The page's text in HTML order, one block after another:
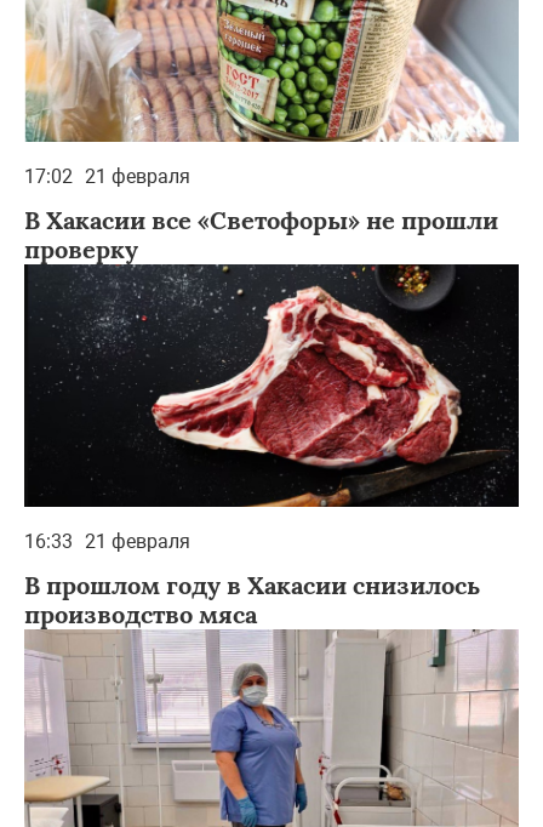
17:02 21 февраля
В Хакасии все «Светофоры» не прошли
проверку
16:33 21 февраля
В прошлом году в Хакасии снизилось
производство мяса